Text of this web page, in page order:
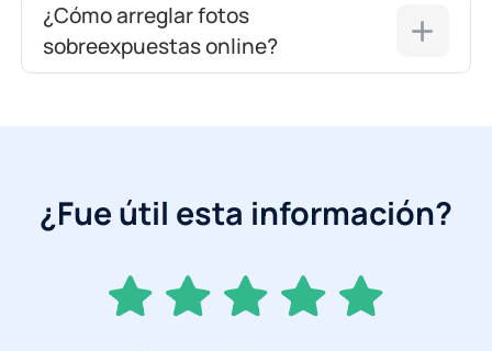
¿Cómo arreglar fotos
sobreexpuestas online?
¿Fue útil esta información?